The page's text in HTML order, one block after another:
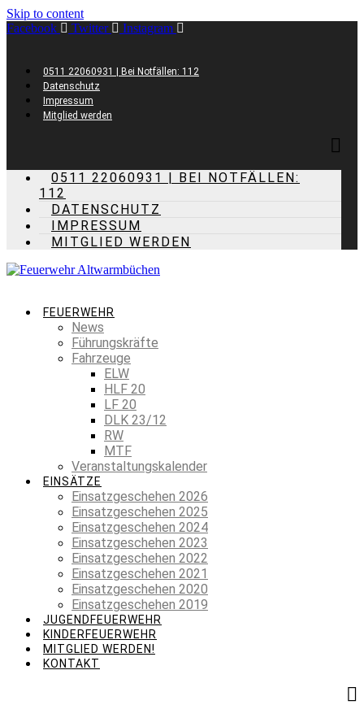
Skip to content
Facebook
Twitter Instagram
0511 22060931 | Bei Notfällen: 112
Datenschutz
Impressum
Mitglied werden
0511 22060931 | BEI NOTFÄLLEN:
112
DATENSCHUTZ
IMPRESSUM
MITGLIED WERDEN
FEUERWEHR
News
Führungskräfte
Fahrzeuge
ELW
HLF 20
LF 20
DLK 23/12
RW
MTF
Veranstaltungskalender
EINSÄTZE
Einsatzgeschehen 2026
Einsatzgeschehen 2025
Einsatzgeschehen 2024
Einsatzgeschehen 2023
Einsatzgeschehen 2022
Einsatzgeschehen 2021
Einsatzgeschehen 2020
Einsatzgeschehen 2019
JUGENDFEUERWEHR
KINDERFEUERWEHR
MITGLIED WERDEN!
KONTAKT